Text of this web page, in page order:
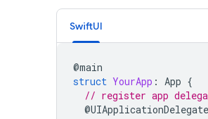
SwiftUI
@main
struct YourApp : App {
// register app
@